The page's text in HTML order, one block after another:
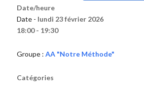
Date/heure
Date - lundi 23 février 2026
18:00 - 19:30
Groupe : AA "Notre Méthode"
Catégories